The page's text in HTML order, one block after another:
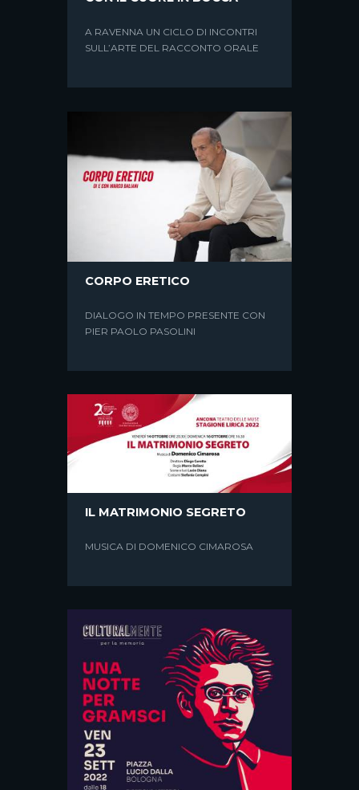
A RAVENNA UN CICLO DI INCONTRI
SULL’ARTE DEL RACCONTO ORALE
CORPO ERETICO
DIALOGO IN TEMPO PRESENTE CON
PIER PAOLO PASOLINI
IL MATRIMONIO SEGRETO
MUSICA DI DOMENICO CIMAROSA
CAPORETTO
di Alessandro Barbero letto da Marco
Baliani Alle due del mattino del 24
STILL REQUIES
UN REQUIEM LAICO. UN’OPERA DI
MAURO MONTALBETTI CON MARCO
BALIANI